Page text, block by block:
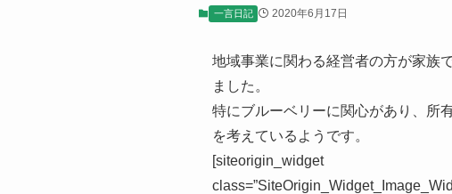
一言日記 2020年6月17日
地域事業に関わる経営者の方が家族
ました。
特にブルーベリーに関心があり、所
を考えているようです。
[siteorigin_widget